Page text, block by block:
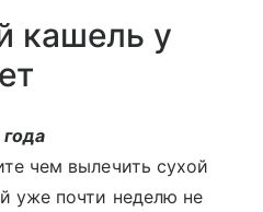
кашель у
чем вылечить сухой
уже почти неделю не